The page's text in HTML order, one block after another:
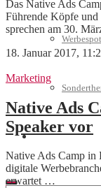
Geschäftskonto
Das Native Ads
Führende Köpfe und
sprechen am 30.
18. Januar 2017,
Marketing
Native Ads
Speaker vor
Native Ads Camp in
digitale
erwartet …